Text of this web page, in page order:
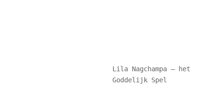
Lila Nagchampa – het
Goddelijk Spel